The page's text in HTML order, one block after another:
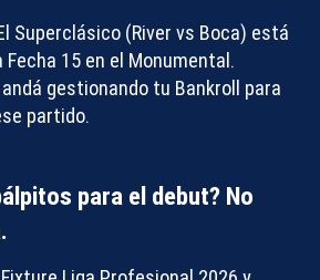
Superclásico (River vs Boca) está
Fecha 15 en el Monumental.
gestionando tu Bankroll
para
partido.
para el debut? No